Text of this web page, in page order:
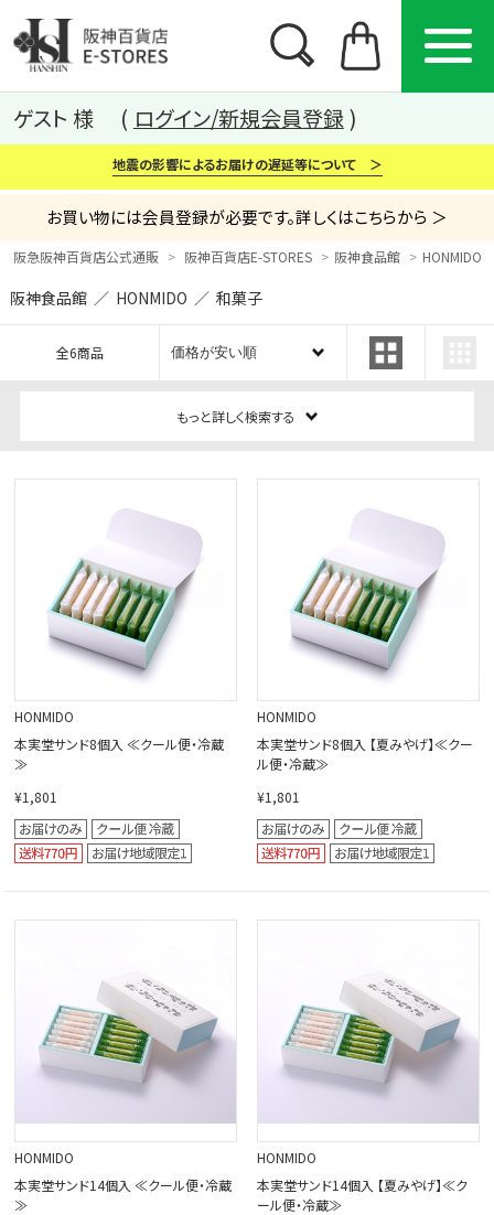
カテゴリー ブランド 特集
から探す
ゲスト 様 ログイン/新規会員登録
地震の影響によるお届けの遅延等について ＞
お買い物には会員登録が必要です。詳しくはこちらから ＞
阪急阪神百貨店公式通販 阪神百貨店E-STORES 阪神食品館 HONMIDO（
阪神食品館 ／ HONMIDO ／ 和菓子
全6商品
もっと詳しく検索する
HONMIDO
本実堂サンド8個入 ≪クール便・冷蔵
≫
¥1,801
HONMIDO
本実堂サンド8個入 【夏みやげ】≪クー
ル便・冷蔵≫
¥1,801
HONMIDO
本実堂サンド14個入 ≪クール便・冷蔵
≫
HONMIDO
本実堂サンド14個入 【夏みやげ】≪ク
ール便・冷蔵≫